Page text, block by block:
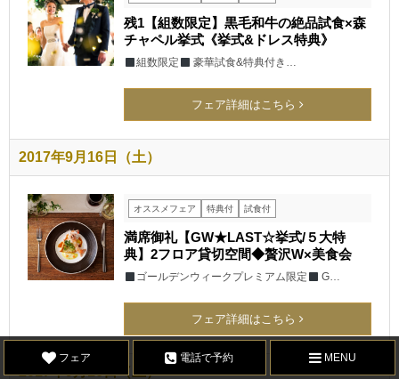
残1【組数限定】黒毛和牛の絶品試食×森
チャペル挙式《挙式&ドレス特典》
組数限定 豪華試食&特典付き…
フェア詳細はこちら
2017年9月16日（土）
オススメフェア 特典付 試食付
満席御礼【GW★LAST☆挙式/５大特
典】2フロア貸切空間◆贅沢W×美食会
ゴールデンウィークプレミアム限定 G…
フェア詳細はこちら
2017年9月16日（土）
フェア 電話で予約 MENU